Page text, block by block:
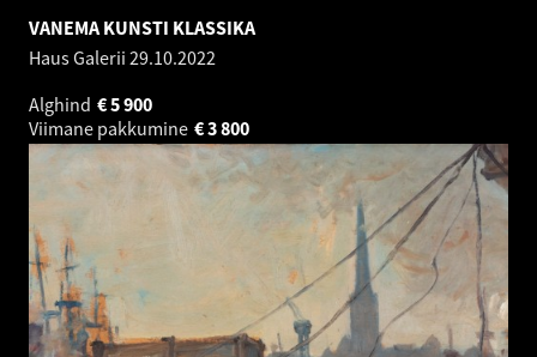
VANEMA KUNSTI KLASSIKA
Haus Galerii 29.10.2022
Alghind
5 900
€
Viimane pakkumine
3 800
€